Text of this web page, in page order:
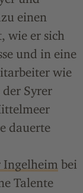
einen
wie er sich
und in eine
wie
Syrer
dauerte
Ingelheim bei
Talente